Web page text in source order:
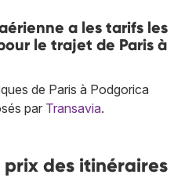
a les tarifs les
le trajet de Paris à
de Paris à Podgorica
par Transavia.
des itinéraires